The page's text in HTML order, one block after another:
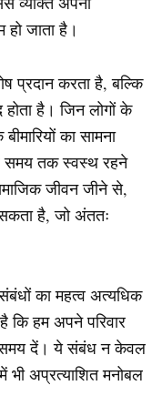
जाता है।
प्रदान करता है, बल्कि
होता है। जिन लोगों के
का सामना
समय तक स्वस्थ रहने
जीवन जीने से,
है, जो अंततः
का महत्व अत्यधिक
हम अपने परिवार
समय दें। ये संबंध न केवल
भी अप्रत्याशित मनोबल